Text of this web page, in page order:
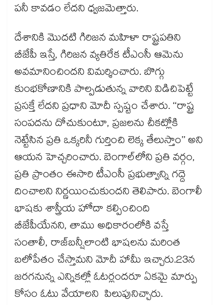
పనీ కావడం లేదని ధ్వజమెత్తారు.
దేశానికి మొదటి గిరిజన మహిళా రాష్ట్రపతిని
బీజేపీ ఇస్తే, గిరిజన వ్యతిరేక టీఎంసీ ఆమెను
అవమానించిందని విమర్శించారు. బొగ్గు
కుంభకోణానికి పాల్పడుతున్న వారిని విడిచిపెట్టే
ప్రసక్తే లేదని ప్రధాని మోదీ స్పష్టం చేశారు. ‘‘రాష్ట్ర
సంపదను దోచుకుంటూ, ప్రజలను చీకట్లోకి
నెట్టేసిన ప్రతి ఒక్కరినీ గుర్తించి లెక్క తేలుస్తాం’’ అని
ఆయన హెచ్చరించారు. బెంగాల్‌‌‌‌‌‌‌‌‌‌‌‌‌‌‌‌లోని ప్రతి వర్గం,
ప్రతి ప్రాంతం ఈసారి టీఎంసీ ప్రభుత్వాన్ని గద్దె
దించాలని నిర్ణయించుకుందని తెలిపారు. బెంగాలీ
భాషకు శాస్త్రీయ హోదా కల్పించింది
బీజేపీయేనని, తాము అధికారంలోకి వస్తే
సంతాలీ, రాజ్‌‌‌‌‌‌‌‌‌‌‌‌‌‌‌‌బన్షీలాంటి భాషలను మరింత
బలోపేతం చేస్తామని మోదీ హామీ ఇచ్చారు.23న
జరగనున్న ఎన్నికల్లో ఓటర్లందరూ ఏకమై మార్పు
కోసం ఓటు వేయాలని పిలుపునిచ్చారు.